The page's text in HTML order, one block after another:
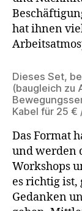
hat ihnen
Dieses Set,
(baugleich zu
Kabel für 25 €
Das Format
und werden
Workshops
es richtig ist,
Gedanken